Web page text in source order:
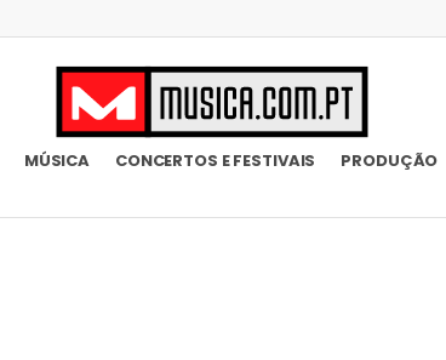
MÚSICA CONCERTOS E FESTIVAIS PRODUÇÃO